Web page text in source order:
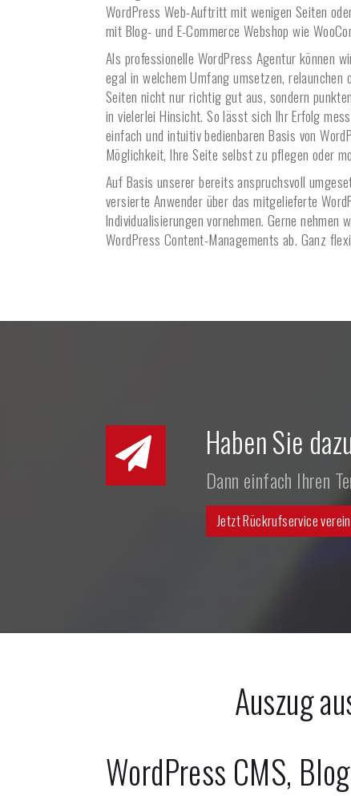
WordPress Web-Auftritt mit wenigen Seiten
mit Blog- und E-Commerce Webshop wie
Als professionelle WordPress Agentur können
egal in welchem Umfang umsetzen, relaunchen
Seiten nicht nur richtig gut aus, sondern
in vielerlei Hinsicht. So lässt sich Ihr Erfolg
einfach und intuitiv bedienbaren Basis von
Möglichkeit, Ihre Seite selbst zu pflegen oder
Auf Basis unserer bereits anspruchsvoll
versierte Anwender über das mitgelieferte
Individualisierungen vornehmen. Gerne nehmen
WordPress Content-Managements ab. Ganz
Haben Sie
Dann einfach Ihren
Jetzt Rückrufservice
Auszug
WordPress CMS,